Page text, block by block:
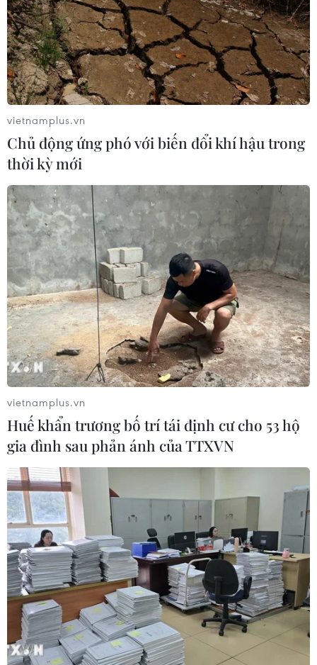
vietnamplus.vn
Chủ động ứng phó với biến đổi khí hậu trong
thời kỳ mới
vietnamplus.vn
Huế khẩn trương bố trí tái định cư cho 53 hộ
gia đình sau phản ánh của TTXVN